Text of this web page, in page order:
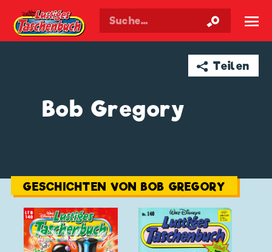
Walt Disneys Taschenbuch ☰
➦ Teilen
Bob Gregory
GESCHICHTEN VON BOB GREGORY